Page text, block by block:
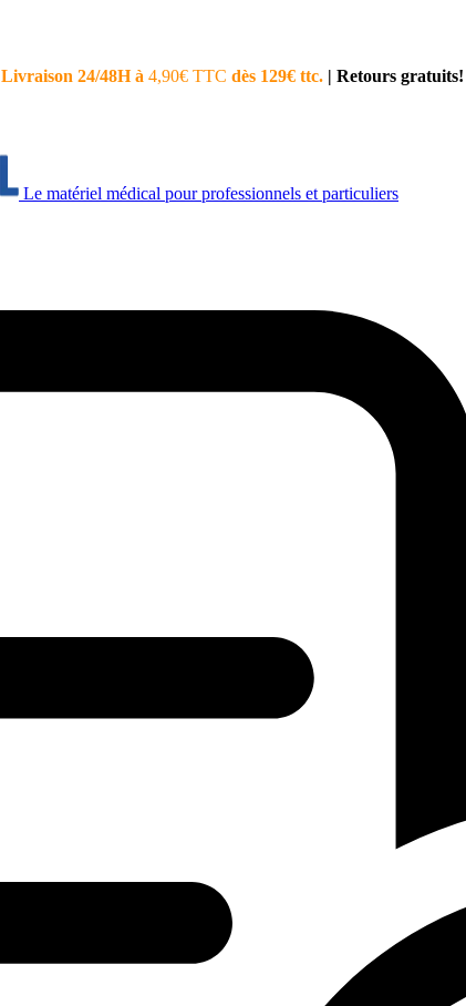
Livraison 24/48H à 4,90€ TTC dès 129€ ttc. | Retours gratuits!
Le matériel médical pour professionnels et particuliers